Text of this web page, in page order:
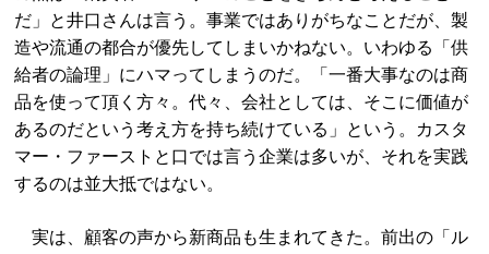
だ」と井口さんは言う。事業ではありがちなことだが、製
造や流通の都合が優先してしまいかねない。いわゆる「供
給者の論理」にハマってしまうのだ。「一番大事なのは商
品を使って頂く方々。代々、会社としては、そこに価値が
あるのだという考え方を持ち続けている」という。カスタ
マー・ファーストと口では言う企業は多いが、それを実践
するのは並大抵ではない。
実は、顧客の声から新商品も生まれてきた。前出の「ル